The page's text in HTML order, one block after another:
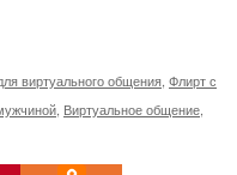
виртуального общения Флирт с
Виртуальное общение